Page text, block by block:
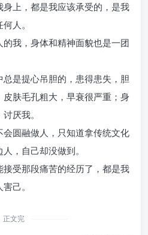
上，都是我应该承受的，是我
人。
我，身体和精神面貌也是一团
是提心吊胆的，患得患失，胆
肤毛孔粗大，早衰很严重；身
厌我。
圆融做人，只知道拿传统文化
，自己却没做到。
受那段痛苦的经历了，都是我
己。
正文完